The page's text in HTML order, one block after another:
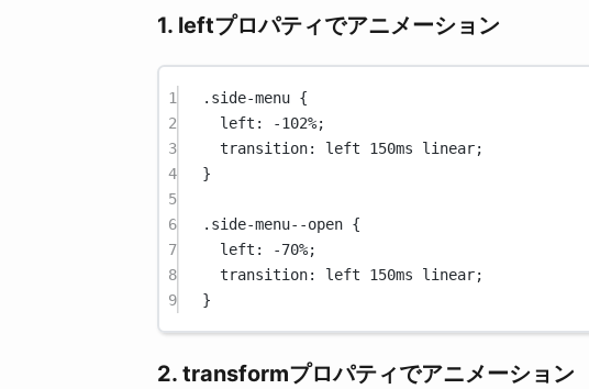
1. leftプロパティでアニメーション
1 .side-menu {
2
left : -102%;
3
transition: left 150ms linear;
4
}
5
6
.side-menu--open {
7
left : -70%;
8
transition: left 150ms linear;
9
}
2. transformプロパティでアニメーション